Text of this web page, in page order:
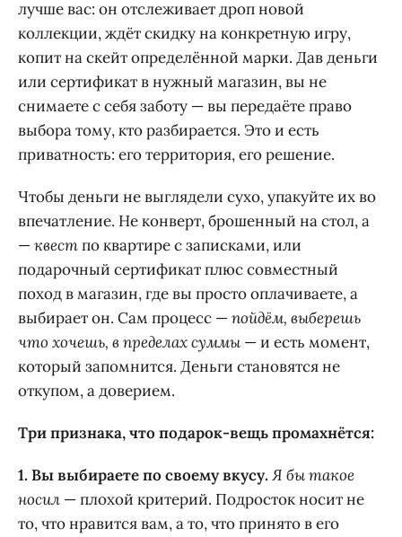
лучше вас: он отслеживает дроп новой
коллекции, ждёт скидку на конкретную игру,
копит на скейт определённой марки. Дав деньги
или сертификат в нужный магазин, вы не
снимаете с себя заботу — вы передаёте право
выбора тому, кто разбирается. Это и есть
приватность: его территория, его решение.
Чтобы деньги не выглядели сухо, упакуйте их во
впечатление. Не конверт, брошенный на стол, а
—квестпо квартире с записками, или
подарочный сертификат плюс совместный
поход в магазин, где вы просто оплачиваете, а
выбирает он. Сам процесс —пойдём, выберешь
что хочешь, в пределах суммы — и есть момент,
который запомнится. Деньги становятся не
откупом, а доверием.
Три признака, что подарок-вещь промахнётся:
1. Вы выбираете по своему вкусу. Я бы такое
носил — плохой критерий. Подросток носит не
то, что нравится вам, а то, что принято в его